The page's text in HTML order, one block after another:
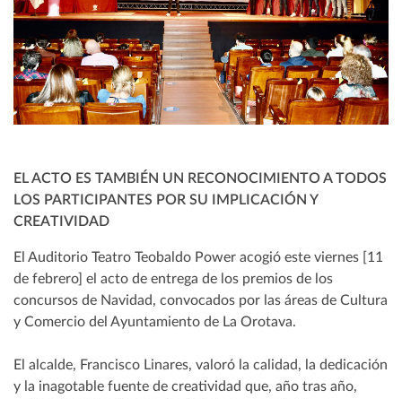
EL ACTO ES TAMBIÉN UN RECONOCIMIENTO A TODOS
LOS PARTICIPANTES POR SU IMPLICACIÓN Y
CREATIVIDAD
El Auditorio Teatro Teobaldo Power acogió este viernes [11
de febrero] el acto de entrega de los premios de los
concursos de Navidad, convocados por las áreas de Cultura
y Comercio del Ayuntamiento de La Orotava.
El alcalde, Francisco Linares, valoró la calidad, la dedicación
y la inagotable fuente de creatividad que, año tras año,